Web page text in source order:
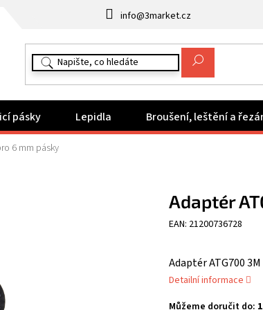
info@3market.cz
pásky Lepidla Broušení, leštění a
6 mm pásky
Můžeme doručit do:
Adaptér ATG700
Detailní informace
Adaptér
EAN: 21200736728